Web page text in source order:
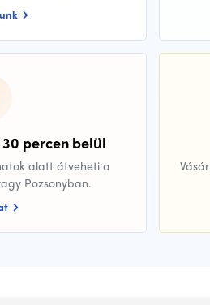
percen belül
alatt átveheti a
Pozsonyban.